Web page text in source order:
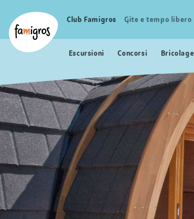
segnalibri
Logo
Navigazione
Club Famigros Gite e tempo libero
Escursioni Concorsi Bricolage